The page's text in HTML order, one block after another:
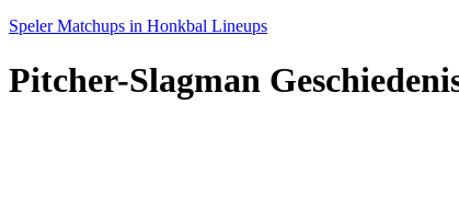
Speler Matchups in Honkbal Lineups
Pitcher-Slagman